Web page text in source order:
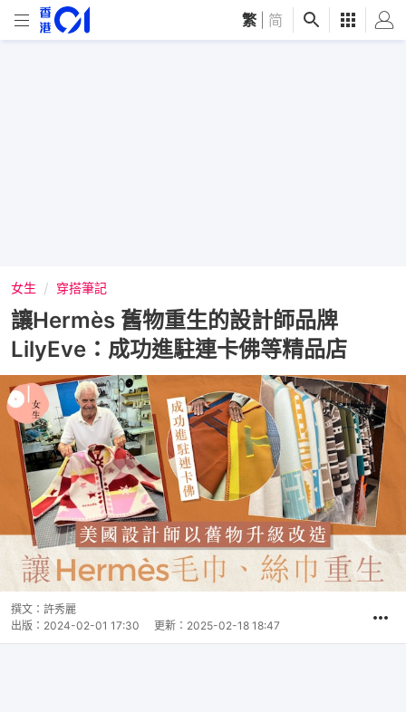
繁 简
女生 穿搭筆記
讓Hermès 舊物重生的設計師品牌
LilyEve：成功進駐連卡佛等精品店
撰文： 許秀麗
出版： 2024-02-01 17:30 更新： 2025-02-18 18:47